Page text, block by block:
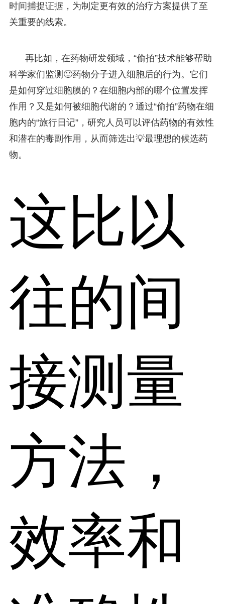
时间捕捉证据，为制定更有效的治疗方案提供了至
关重要的线索。
再比如，在药物研发领域，“偷拍”技术能够帮助
科学家们监测🙂药物分子进入细胞后的行为。它们
是如何穿过细胞膜的？在细胞内部的哪个位置发挥
作用？又是如何被细胞代谢的？通过“偷拍”药物在细
胞内的“旅行日记”，研究人员可以评估药物的有效性
和潜在的毒副作用，从而筛选出💡最理想的候选药
物。
这比以
往的间
接测量
方法，
效率和